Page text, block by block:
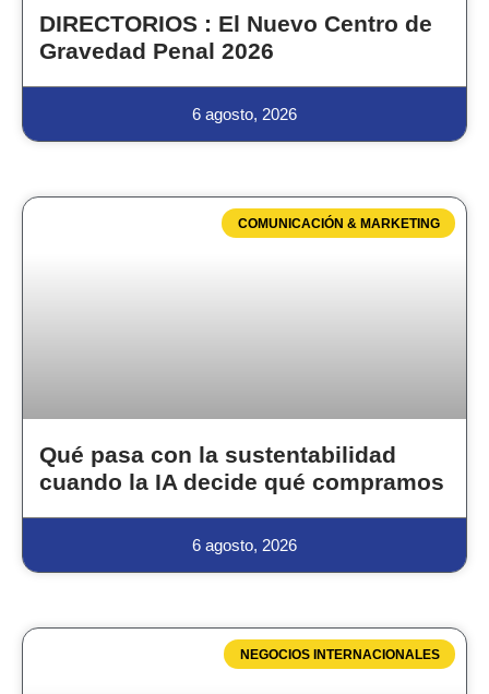
DIRECTORIOS : El Nuevo Centro de
Gravedad Penal 2026
6 agosto, 2026
COMUNICACIÓN & MARKETING
Qué pasa con la sustentabilidad
cuando la IA decide qué compramos
6 agosto, 2026
NEGOCIOS INTERNACIONALES